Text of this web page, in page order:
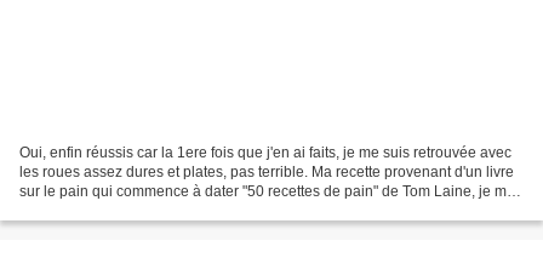
Oui, enfin réussis car la 1ere fois que j'en ai faits, je me suis retrouvée avec
les roues assez dures et plates, pas terrible. Ma recette provenant d'un livre
sur le pain qui commence à dater "50 recettes de pain" de Tom Laine, je me